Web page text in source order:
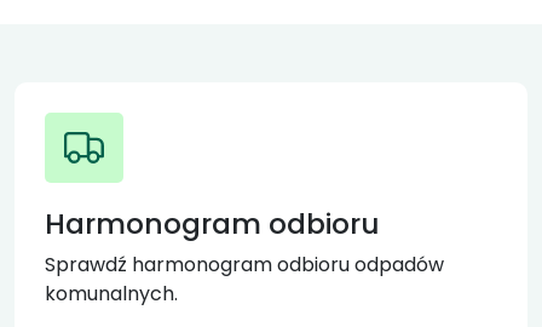
Harmonogram odbioru
Sprawdź harmonogram odbioru odpadów
komunalnych.